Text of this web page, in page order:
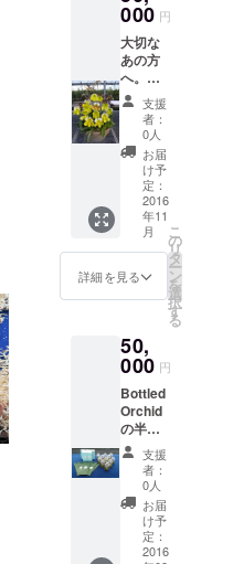
である
11月よ
り3月ま
でのご
希望の
日時、
お届け
先にお
送りい
たしま
す。 リ
ターン
内容 パ
フィオ
え５本
立ちを1
月より
３月ま
でのご
希望の
日時、
お届け
先にお
届け 丁
寧なお
手入れ
方法の
ガイド
Bottled
す。 リ
ターン
内容(５
０００
円以上
のお得
す。）
蘭 室内
で蘭の
装飾を
助ける
インテ
けした
蘭の丁
方法の
ガイド
を毎回
お届け
いたし
ます。
それら
に加え
て 初回
お届け
時に
Bottled
事で
しょ
う。 寄
せ植え
はパ
フィオ
の花期
である
11月よ
り3月ま
でのご
希望の
日時、
お届け
送りい
たしま
内容 パ
フィオ
寄せ植
え１０
本立ち
を一鉢
１１月
より３
月まで
のご希
望の日
時、お
の香り
りのパ
フィオ
の寄せ
植え
は、胡
蝶蘭等
とは一
線を画
しゴー
ジャス
で、オ
リジナ
リ
テーィ
アとな
ります
しょ
う。 パ
フィオ
の花は
一つ一
つ個性
があり
一つと
して同
じもの
りきた
りなも
のでな
く、小
型で可
愛らし
い、季
節を彩
る蘭を
お部屋
で飾り
やすい
インテ
リア小
物と
セット
ます。
お届け
とに丁
寧なお
手入れ
のガイ
ドを毎
回お付
けいた
しま
す。 ま
た、お
000 円
大切な
あの方
へ。当
園で育
てたパ
フィオ
の寄せ
植え１
０本立
ち ３鉢
セット
当園で
は貴婦
人のス
リッパ
の中で
人気の
高いパ
フィオ
を育種
してい
ます。
パフィ
オは高
い人気
を誇り
ながら
も市場
支援
者：
0人
お届
け予
定：
2016
年11
月
詳細を見る
こ
の
リ
タ
ー
ン
を
選
択
す
る
50,
000 円
Bottled
Orchid
の半日
実演販
売
Bottled
Orchid
Karuiza
waにご
興味を
支援
者：
0人
お届
け予
定：
2016